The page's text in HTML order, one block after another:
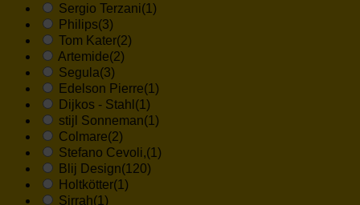
Sergio Terzani(1)
Philips(3)
Tom Kater(2)
Artemide(2)
Segula(3)
Edelson Pierre(1)
Dijkos - Stahl (1)
stijl Sonneman(1)
Colmare(2)
Stefano Cevoli,(1)
Blij Design(120)
Holtkötter(1)
Sirrah(1)